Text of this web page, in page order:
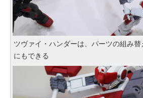
ツヴァイ・ハンダーは、パーツの組み
にもできる